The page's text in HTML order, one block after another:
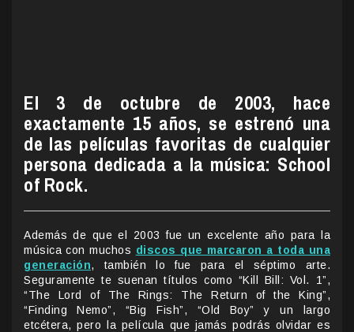
El 3 de octubre de 2003, hace
exactamente 15 años, se estrenó una
de las películas favoritas de cualquier
persona dedicada a la música: School
of Rock.
Además de que el 2003 fue un excelente año para la
música con muchos discos que marcaron a toda una
generación, también lo fue para el séptimo arte.
Seguramente te suenan títulos como “Kill Bill: Vol. 1”,
“The Lord of The Rings: The Return of the King”,
“Finding Nemo”, “Big Fish”, “Old Boy” y un largo
etcétera, pero la película que jamás podrás olvidar es